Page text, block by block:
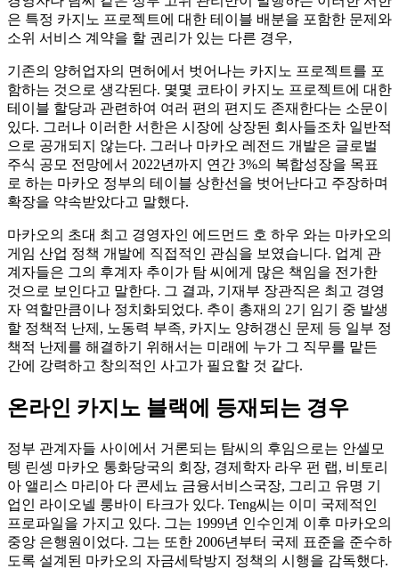
은 특정 카지노 프로젝트에 대한 테이블 배분을 포함한 문제와
소위 서비스 계약을 할 권리가 있는 다른 경우,
기존의 양허업자의 면허에서 벗어나는 카지노 프로젝트를 포
함하는 것으로 생각된다. 몇몇 코타이 카지노 프로젝트에 대한
테이블 할당과 관련하여 여러 편의 편지도 존재한다는 소문이
있다. 그러나 이러한 서한은 시장에 상장된 회사들조차 일반적
으로 공개되지 않는다. 그러나 마카오 레전드 개발은 글로벌
주식 공모 전망에서 2022년까지 연간 3%의 복합성장을 목표
로 하는 마카오 정부의 테이블 상한선을 벗어난다고 주장하며
확장을 약속받았다고 말했다.
마카오의 초대 최고 경영자인 에드먼드 호 하우 와는 마카오의
게임 산업 정책 개발에 직접적인 관심을 보였습니다. 업계 관
계자들은 그의 후계자 추이가 탐 씨에게 많은 책임을 전가한
것으로 보인다고 말한다. 그 결과, 기재부 장관직은 최고 경영
자 역할만큼이나 정치화되었다. 추이 총재의 2기 임기 중 발생
할 정책적 난제, 노동력 부족, 카지노 양허갱신 문제 등 일부 정
책적 난제를 해결하기 위해서는 미래에 누가 그 직무를 맡든
간에 강력하고 창의적인 사고가 필요할 것 같다.
온라인 카지노 블랙에 등재되는 경우
정부 관계자들 사이에서 거론되는 탐씨의 후임으로는 안셀모
텡 린셍 마카오 통화당국의 회장, 경제학자 라우 펀 랩, 비토리
아 앨리스 마리아 다 콘세뇨 금융서비스국장, 그리고 유명 기
업인 라이오넬 룽바이 타크가 있다. Teng씨는 이미 국제적인
프로파일을 가지고 있다. 그는 1999년 인수인계 이후 마카오의
중앙 은행원이었다. 그는 또한 2006년부터 국제 표준을 준수하
도록 설계된 마카오의 자금세탁방지 정책의 시행을 감독했다.